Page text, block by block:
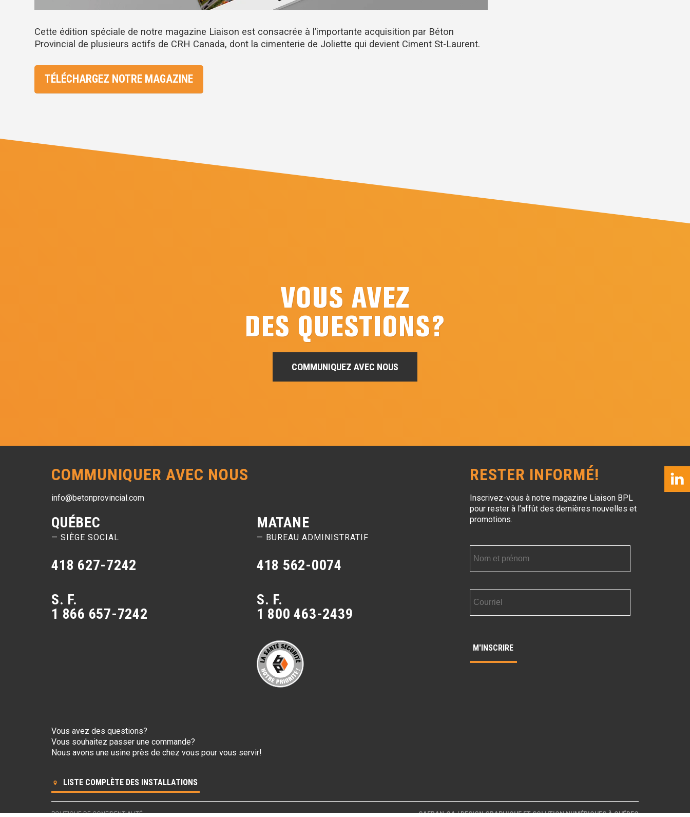
Cette édition spéciale de notre magazine Liaison est consacrée à l’importante acquisition par Béton
Provincial de plusieurs actifs de CRH Canada, dont la cimenterie de Joliette qui devient Ciment St-Laurent.
TÉLÉCHARGEZ NOTRE MAGAZINE
VOUS AVEZ
DES QUESTIONS?
COMMUNIQUEZ AVEC NOUS
COMMUNIQUER AVEC NOUS
info@betonprovincial.com
QUÉBEC
— SIÈGE SOCIAL
418 627-7242
S. F.
1 866 657-7242
MATANE
— BUREAU ADMINISTRATIF
418 562-0074
S. F.
1 800 463-2439
Vous avez des questions?
Vous souhaitez passer une commande?
Nous avons une usine près de chez vous pour vous servir!
LISTE COMPLÈTE DES INSTALLATIONS
RESTER INFORMÉ!
Inscrivez-vous à notre magazine Liaison BPL
pour rester à l’affût des dernières nouvelles et
promotions.
POLITIQUE DE CONFIDENTIALITÉ SAFRAN.CA / DESIGN GRAPHIQUE ET SOLUTION NUMÉRIQUES À QUÉBEC